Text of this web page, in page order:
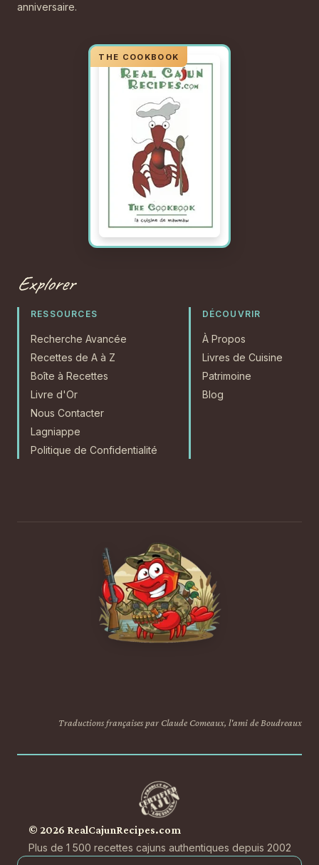
anniversaire.
Explorer
RESSOURCES
Recherche Avancée
Recettes de A à Z
Boîte à Recettes
Livre d'Or
Nous Contacter
Lagniappe
Politique de Confidentialité
DÉCOUVRIR
À Propos
Livres de Cuisine
Patrimoine
Blog
Traductions françaises par Claude Comeaux, l'ami de Boudreaux
© 2026 RealCajunRecipes.com
Plus de 1 500 recettes cajuns authentiques depuis 2002